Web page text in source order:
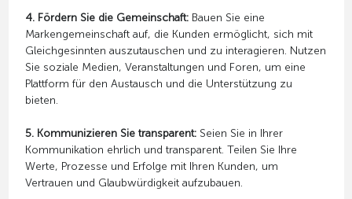
4. Fördern Sie die Gemeinschaft:Bauen Sie eine
Markengemeinschaft auf, die Kunden ermöglicht, sich mit
Gleichgesinnten auszutauschen und zu interagieren. Nutzen
Sie soziale Medien, Veranstaltungen und Foren, um eine
Plattform für den Austausch und die Unterstützung zu
bieten.
5. Kommunizieren Sie transparent:Seien Sie in Ihrer
Kommunikation ehrlich und transparent. Teilen Sie Ihre
Werte, Prozesse und Erfolge mit Ihren Kunden, um
Vertrauen und Glaubwürdigkeit aufzubauen.